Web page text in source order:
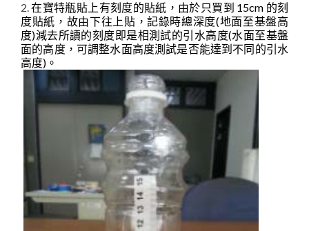
2.在寶特瓶貼上有刻度的貼紙，由於只買到 15cm 的刻
度貼紙，故由下往上貼，記錄時總深度(地面至基盤高
度)減去所讀的刻度即是相測試的引水高度(水面至基盤
面的高度，可調整水面高度測試是否能達到不同的引水
高度)。